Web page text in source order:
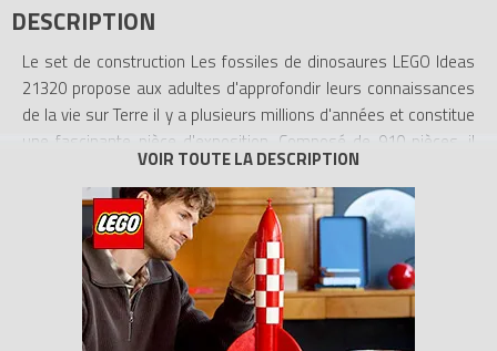
DESCRIPTION
Le set de construction Les fossiles de dinosaures LEGO Ideas
21320 propose aux adultes d'approfondir leurs connaissances
de la vie sur Terre il y a plusieurs millions d'années et constitue
une fascinante pièce d'exposition. Composé de 910 pièces, il
offre une expérience de construction immersive et créative pour
les passionnés d'histoire naturelle, qui apprécieront les détails
authentiques des 2 squelettes de dinosaures (un
Tyrannosaurus rex et un tricératops) et du squelette de
ptéranodon, un reptile volant de la famille des ptérosaures. Les
modèles sont construits à l'échelle 1:32 et sont articulés pour
pouvoir adopter des poses réalistes. Chacun est accompagné